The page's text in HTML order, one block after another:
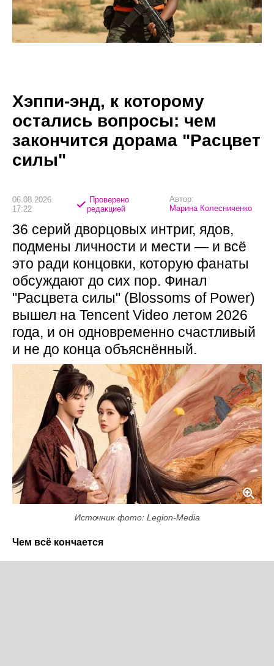
Хэппи-энд, к которому
остались вопросы: чем
закончится дорама "Расцвет
силы"
06.08.2026
17:22
Проверено
редакцией
Автор:
Марина Колесниченко
36 серий дворцовых интриг, ядов,
подмены личности и мести — и всё
это ради концовки, которую фанаты
обсуждают до сих пор. Финал
"Расцвета силы" (Blossoms of Power)
вышел на Tencent Video летом 2026
года, и он одновременно счастливый
и не до конца объяснённый.
Источник фото: Legion-Media
Чем всё кончается